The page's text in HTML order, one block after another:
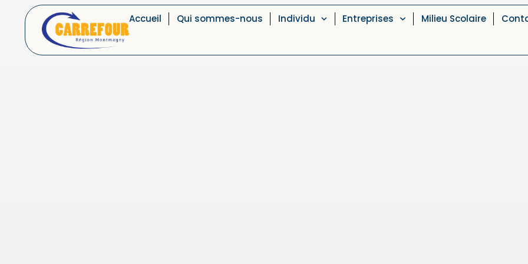
Accueil Qui sommes-nous Individu Entreprises Milieu Scolaire